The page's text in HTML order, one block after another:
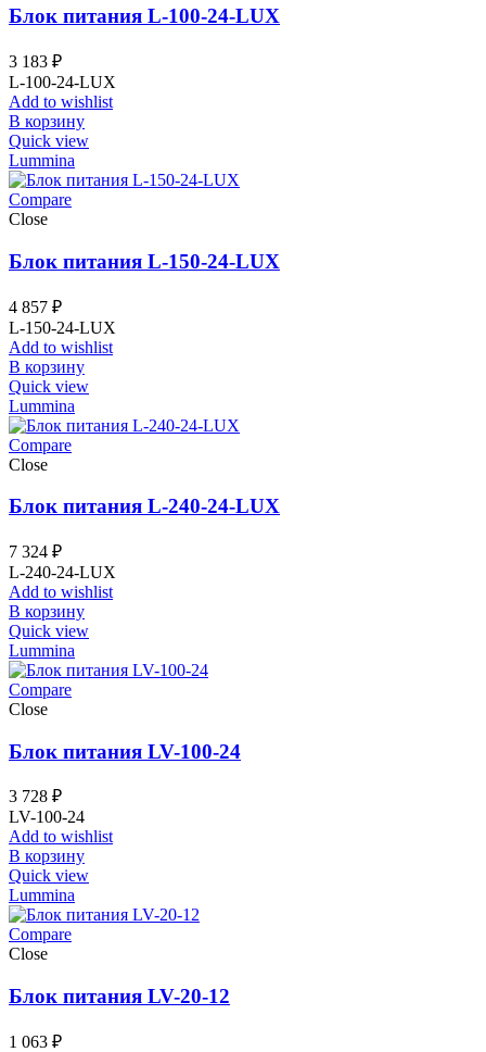
Блок питания L-100-24-LUX
3 183 ₽
L-100-24-LUX
Add to wishlist
В корзину
Quick view
Lummina
Compare
Close
Блок питания L-150-24-LUX
4 857 ₽
L-150-24-LUX
Add to wishlist
В корзину
Quick view
Lummina
Compare
Close
Блок питания L-240-24-LUX
7 324 ₽
L-240-24-LUX
Add to wishlist
В корзину
Quick view
Lummina
Compare
Close
Блок питания LV-100-24
3 728 ₽
LV-100-24
Add to wishlist
В корзину
Quick view
Lummina
Compare
Close
Блок питания LV-20-12
1 063 ₽